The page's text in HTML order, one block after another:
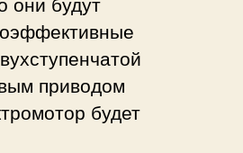
приводом
будет